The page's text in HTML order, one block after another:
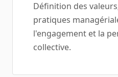
Définition des
pratiques
l'engagement et la
collective.